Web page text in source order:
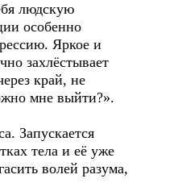
людскую
особенно
Яркое и
захлёстывает
край, не
мне выйти?».
Запускается
тела и её уже
волей разума,